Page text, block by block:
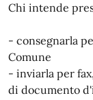
Chi intende
- consegnarla
Comune
- inviarla per
di documento